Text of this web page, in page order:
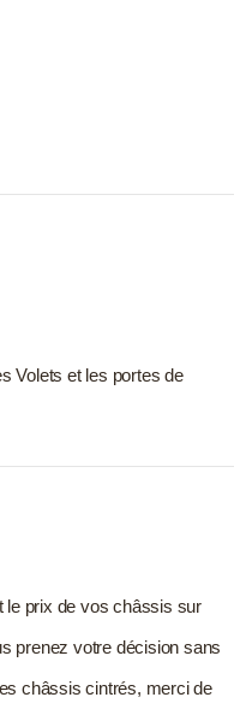
Volets et les portes de
le prix de vos châssis sur
prenez votre décision sans
châssis cintrés, merci de